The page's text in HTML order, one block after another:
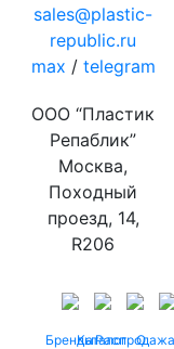
sales@plastic-
republic.ru
max / telegram
ООО “Пластик
Репаблик”
Москва,
Походный
проезд, 14,
R206
БрендыКаталог
Распродажа
О